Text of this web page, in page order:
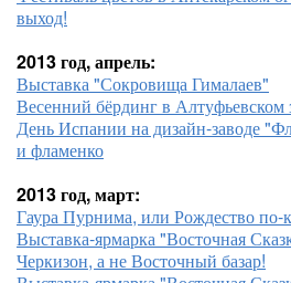
выход!
2013 год, апрель:
Выставка "Сокровища Гималаев"
Весенний бёрдинг в Алтуфьевском
День Испании на дизайн-заводе
и фламенко
2013 год, март:
Гаура Пурнима, или Рождество по-
Выставка-ярмарка "Восточная
Черкизон, а не Восточный базар!